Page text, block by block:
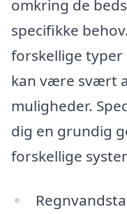
omkring de
specifikke
forskellige
kan være svært
muligheder.
dig en grundig
forskellige